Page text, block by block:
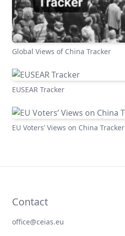
Global Views of China Tracker
EUSEAR Tracker
EU Voters’ Views on China Tracker
Contact
office@ceias.eu